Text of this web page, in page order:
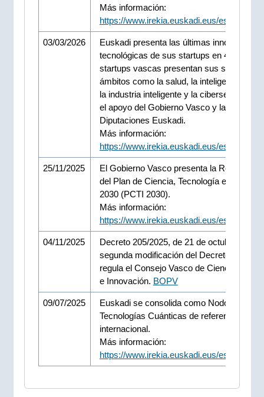
Más información:
https://www.irekia.euskadi.eus/es/news/
03/03/2026
Euskadi presenta las últimas innovaciones
tecnológicas de sus startups en 4YFN. 12
startups vascas presentan sus soluciones
ámbitos como la salud, la inteligencia
la industria inteligente y la ciberseguridad,
el apoyo del Gobierno Vasco y las tres
Diputaciones Euskadi.
Más información:
https://www.irekia.euskadi.eus/es/news/
25/11/2025
El Gobierno Vasco presenta la
del Plan de Ciencia, Tecnología e
2030 (PCTI 2030).
Más información:
https://www.irekia.euskadi.eus/es/news/
04/11/2025
Decreto 205/2025, de 21 de octubre, de
segunda modificación del Decreto por el
regula el Consejo Vasco de Ciencia,
e Innovación. BOPV
09/07/2025
Euskadi se consolida como Nodo en
Tecnologías Cuánticas de referencia
internacional.
Más información:
https://www.irekia.euskadi.eus/es/news/